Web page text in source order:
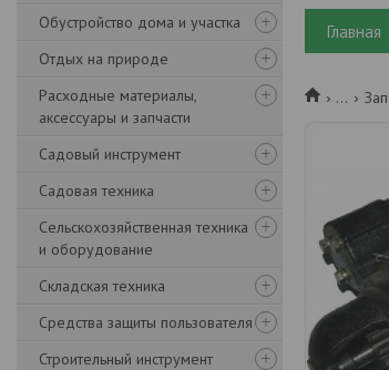
Обустройство дома и участка
Отдых на природе
Расходные материалы,
аксессуары и запчасти
Садовый инструмент
Садовая техника
Сельскохозяйственная техника
и оборудование
Складская техника
Средства защиты пользователя
Строительный инструмент
Главная
...